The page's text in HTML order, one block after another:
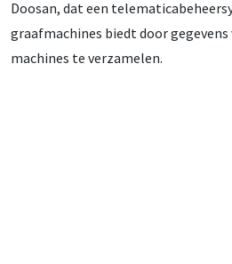
Doosan, dat een
graafmachines biedt door gegevens
machines te verzamelen.